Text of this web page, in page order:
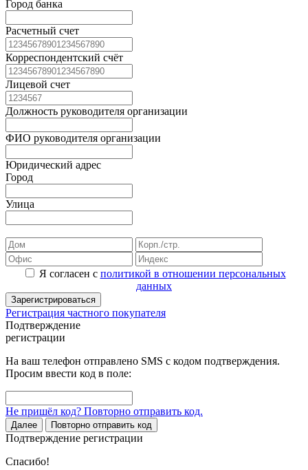
Город банка
Расчетный счет
Корреспондентский счёт
Лицевой счет
Должность руководителя организации
ФИО руководителя организации
Юридический адрес
Город
Улица
Я согласен с политикой в отношении персональных
данных
Зарегистрироваться
Регистрация частного покупателя
Подтверждение
регистрации
На ваш телефон отправлено SMS с кодом подтверждения.
Просим ввести код в поле:
Не пришёл код? Повторно отправить код.
Далее Повторно отправить код
Подтверждение регистрации
Спасибо!